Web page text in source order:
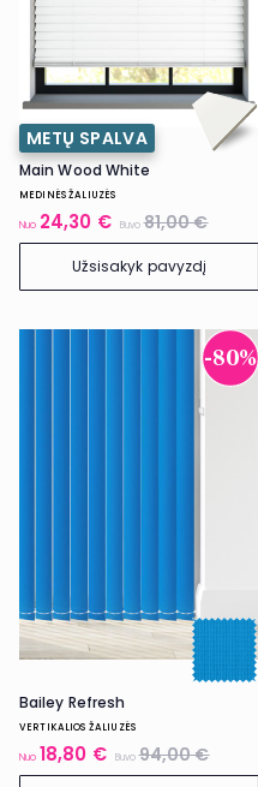
METŲ SPALVA
Main Wood White
MEDINĖS ŽALIUZĖS
Nuo 24,30 € Buvo81,00 €
Užsisakyk pavyzdį
-80%
Bailey Refresh
VERTIKALIOS ŽALIUZĖS
Nuo 18,80 € Buvo94,00 €